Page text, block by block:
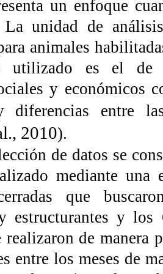
un enfoque
La unidad de
animales
utilizado es el de
y económicos
diferencias entre
2010).
de datos se
mediante una
que
estructurantes y
realizaron de manera
entre los meses de